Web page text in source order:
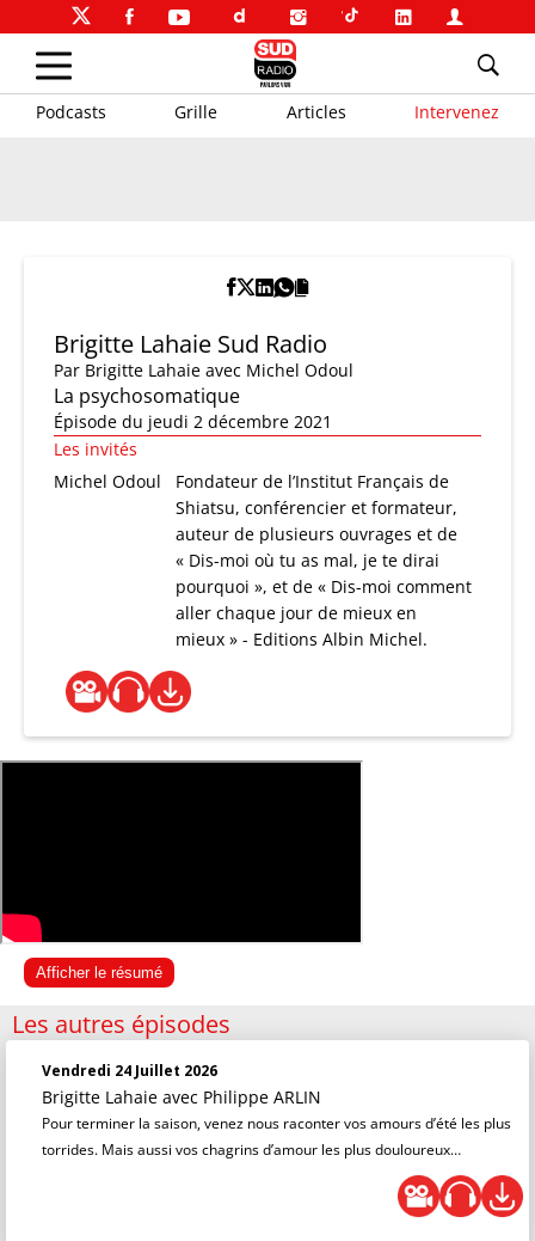
Podcasts Grille Articles Intervenez
Brigitte Lahaie Sud Radio
Par Brigitte Lahaie avec Michel Odoul
La psychosomatique
Épisode du jeudi 2 décembre 2021
Les invités
Michel Odoul
Fondateur de l’Institut Français de
Shiatsu, conférencier et formateur,
auteur de plusieurs ouvrages et de
« Dis-moi où tu as mal, je te dirai
pourquoi », et de « Dis-moi comment
aller chaque jour de mieux en
mieux » - Editions Albin Michel.
Afficher le résumé
Les autres épisodes
Vendredi 24 Juillet 2026
Brigitte Lahaie avec Philippe ARLIN
Pour terminer la saison, venez nous raconter vos amours d’été les plus
torrides. Mais aussi vos chagrins d’amour les plus douloureux…